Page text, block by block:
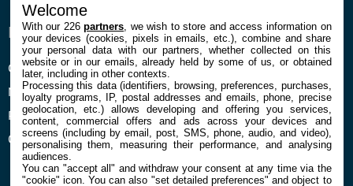
ENTREPRISE
Confidentialité et Cookies
Mentions légales et CGU
Préférences Cookies
Qui sommes nous
À PROPOS
Contact
Welcome
With our 226partners , we wish to store and access information on
your devices (cookies, pixels in emails, etc.), combine and share
your personal data with our partners, whether collected on this
website or in our emails, already held by some of us, or obtained
later, including in other contexts.
Processing this data (identifiers, browsing, preferences, purchases,
loyalty programs, IP, postal addresses and emails, phone, precise
geolocation, etc.) allows developing and offering you services,
content, commercial offers and ads across your devices and
screens (including by email, post, SMS, phone, audio, and video),
personalising them, measuring their performance, and analysing
audiences.
You can "accept all" and withdraw your consent at any time via the
"cookie" icon. You can also "set detailed preferences" and object to